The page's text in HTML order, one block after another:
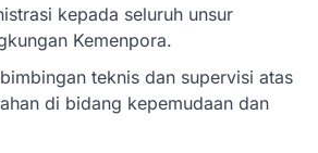
kepada seluruh unsur
Kemenpora.
teknis dan supervisi atas
di bidang kepemudaan dan